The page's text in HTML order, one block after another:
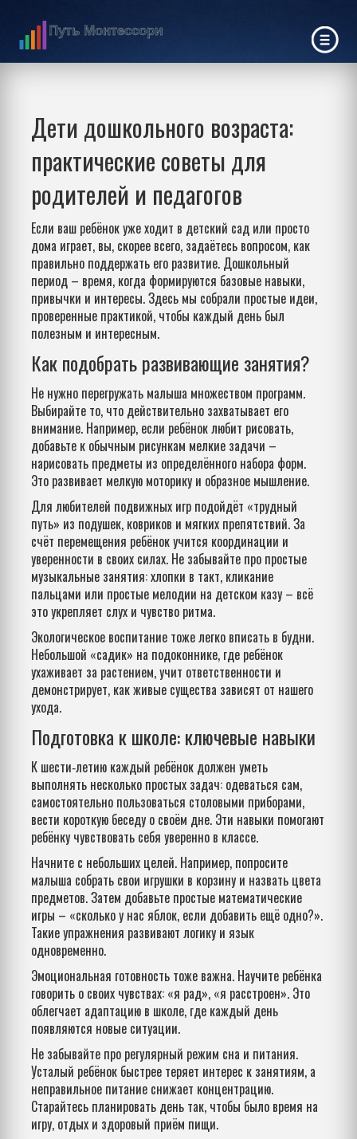
Дети дошкольного возраста:
практические советы для
родителей и педагогов
Если ваш ребёнок уже ходит в детский сад или просто
дома играет, вы, скорее всего, задаётесь вопросом, как
правильно поддержать его развитие. Дошкольный
период – время, когда формируются базовые навыки,
привычки и интересы. Здесь мы собрали простые идеи,
проверенные практикой, чтобы каждый день был
полезным и интересным.
Как подобрать развивающие занятия?
Не нужно перегружать малыша множеством программ.
Выбирайте то, что действительно захватывает его
внимание. Например, если ребёнок любит рисовать,
добавьте к обычным рисункам мелкие задачи –
нарисовать предметы из определённого набора форм.
Это развивает мелкую моторику и образное мышление.
Для любителей подвижных игр подойдёт «трудный
путь» из подушек, ковриков и мягких препятствий. За
счёт перемещения ребёнок учится координации и
уверенности в своих силах. Не забывайте про простые
музыкальные занятия: хлопки в такт, кликание
пальцами или простые мелодии на детском казу – всё
это укрепляет слух и чувство ритма.
Экологическое воспитание тоже легко вписать в будни.
Небольшой «садик» на подоконнике, где ребёнок
ухаживает за растением, учит ответственности и
демонстрирует, как живые существа зависят от нашего
ухода.
Подготовка к школе: ключевые навыки
К шести‑летию каждый ребёнок должен уметь
выполнять несколько простых задач: одеваться сам,
самостоятельно пользоваться столовыми приборами,
вести короткую беседу о своём дне. Эти навыки помогают
ребёнку чувствовать себя уверенно в классе.
Начните с небольших целей. Например, попросите
малыша собрать свои игрушки в корзину и назвать цвета
предметов. Затем добавьте простые математические
игры – «сколько у нас яблок, если добавить ещё одно?».
Такие упражнения развивают логику и язык
одновременно.
Эмоциональная готовность тоже важна. Научите ребёнка
говорить о своих чувствах: «я рад», «я расстроен». Это
облегчает адаптацию в школе, где каждый день
появляются новые ситуации.
Не забывайте про регулярный режим сна и питания.
Усталый ребёнок быстрее теряет интерес к занятиям, а
неправильное питание снижает концентрацию.
Старайтесь планировать день так, чтобы было время на
игру, отдых и здоровый приём пищи.